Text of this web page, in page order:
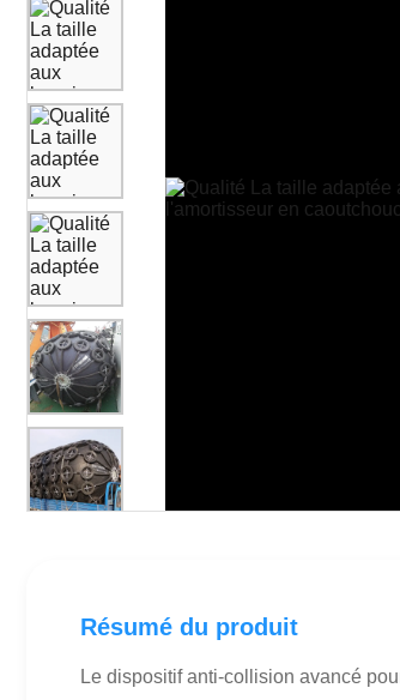
Résumé du produit
Le dispositif anti-collision avancé